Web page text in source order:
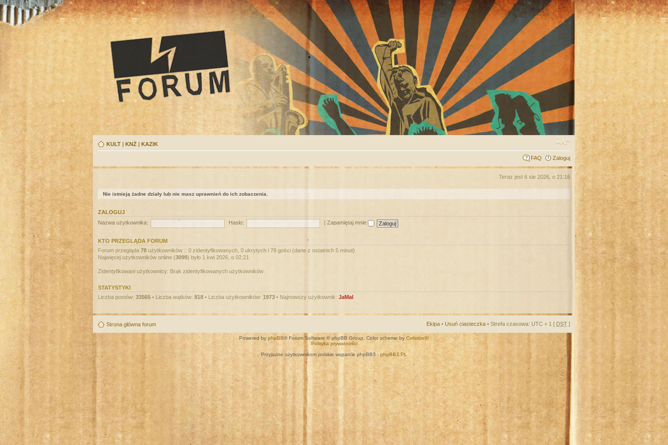
KULT | KNŻ | KAZIK
FAQ Zaloguj
Teraz jest 6 sie 2026, o 21:16
Nie istnieją żadne działy lub nie masz uprawnień do ich zobaczenia.
ZALOGUJ
Nazwa użytkownika:
Hasło: Zapamiętaj mnie
KTO PRZEGLĄDA FORUM
Forum przegląda 78 użytkowników :: 0 zidentyfikowanych, 0 ukrytych i 78 gości (dane z ostatnich 5 minut)
Najwięcej użytkowników online (3099) było 1 kwi 2026, o 02:21
Zidentyfikowani użytkownicy: Brak zidentyfikowanych użytkowników
STATYSTYKI
Liczba postów: 33565 • Liczba wątków: 818 • Liczba użytkowników: 1973 • Najnowszy użytkownik: JaMal
Strona główna forum Ekipa • Usuń ciasteczka • Strefa czasowa: UTC + 1 [ DST ]
Powered by phpBB® Forum Software © phpBB Group. Color scheme by ColorizeIt!
Polityka prywatności
Przyjazne użytkownikom polskie wsparcie phpBB3 - phpBB3.PL